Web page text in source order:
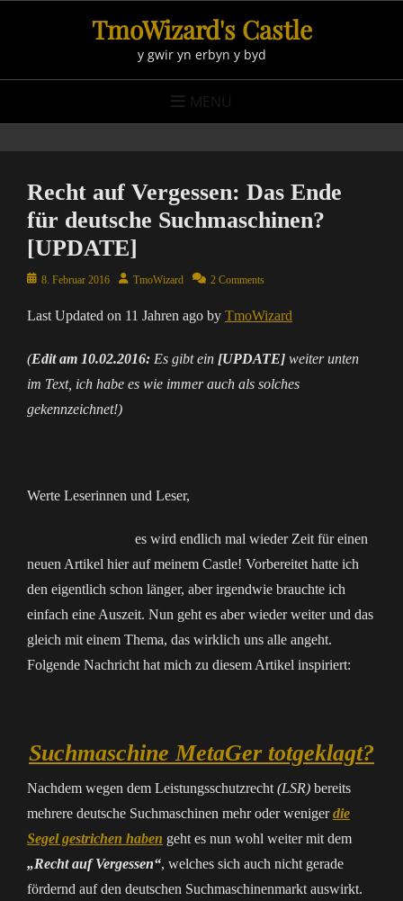
TmoWizard's Castle
y gwir yn erbyn y byd
MENU
Recht auf Vergessen: Das Ende
für deutsche Suchmaschinen?
[UPDATE]
Posted8. Februar 2016 AuthorTmoWizard 2 Comments
Last Updated on 11 Jahren ago by TmoWizard
(Edit am 10.02.2016: Es gibt ein [UPDATE] weiter unten
im Text, ich habe es wie immer auch als solches
gekennzeichnet!)
Werte Leserinnen und Leser,
es wird endlich mal wieder Zeit für einen
neuen Artikel hier auf meinem Castle! Vorbereitet hatte ich
den eigentlich schon länger, aber irgendwie brauchte ich
einfach eine Auszeit. Nun geht es aber wieder weiter und das
gleich mit einem Thema, das wirklich uns alle angeht.
Folgende Nachricht hat mich zu diesem Artikel inspiriert:
Suchmaschine MetaGer totgeklagt?
Nachdem wegen dem Leistungsschutzrecht (LSR) bereits
mehrere deutsche Suchmaschinen mehr oder wenigerdie
Segel gestrichen haben geht es nun wohl weiter mit dem
„Recht auf Vergessen“, welches sich auch nicht gerade
fördernd auf den deutschen Suchmaschinenmarkt auswirkt.